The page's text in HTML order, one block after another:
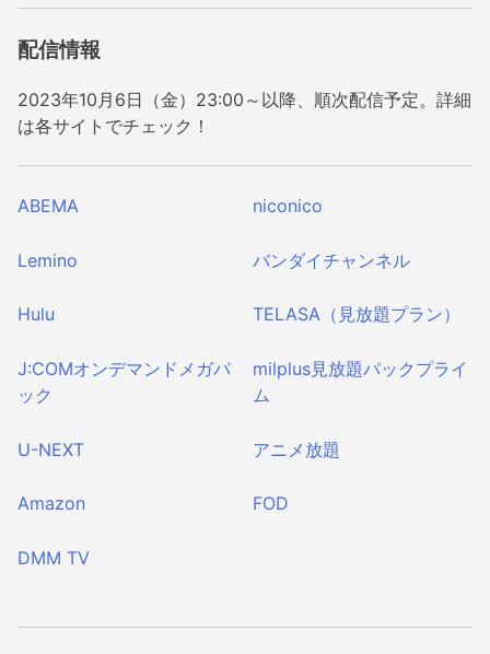
配信情報
2023年10月6日（金）23:00～以降、順次配信予定。詳細
は各サイトでチェック！
ABEMA niconico
Lemino バンダイチャンネル
Hulu TELASA（見放題プラン）
J:COMオンデマンド メガパ
ック
milplus見放題パックプライ
ム
U-NEXT アニメ放題
Amazon FOD
DMM TV